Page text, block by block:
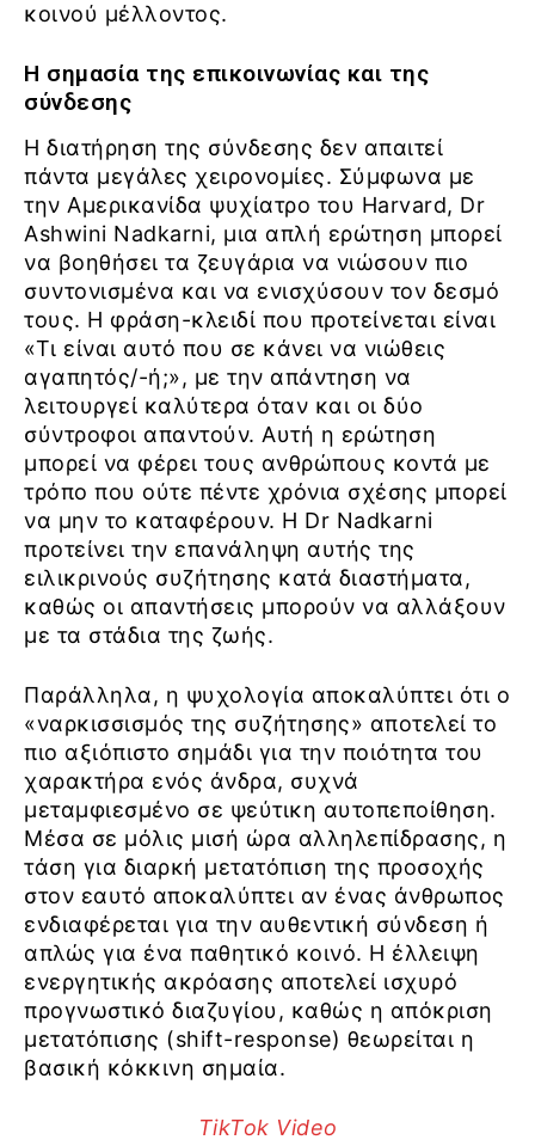
κοινού μέλλοντος.
Η σημασία της επικοινωνίας και της
σύνδεσης
Η διατήρηση της σύνδεσης δεν απαιτεί
πάντα μεγάλες χειρονομίες. Σύμφωνα με
την Αμερικανίδα ψυχίατρο του Harvard, Dr
Ashwini Nadkarni, μια απλή ερώτηση μπορεί
να βοηθήσει τα ζευγάρια να νιώσουν πιο
συντονισμένα και να ενισχύσουν τον δεσμό
τους. Η φράση-κλειδί που προτείνεται είναι
«Τι είναι αυτό που σε κάνει να νιώθεις
αγαπητός/-ή;», με την απάντηση να
λειτουργεί καλύτερα όταν και οι δύο
σύντροφοι απαντούν. Αυτή η ερώτηση
μπορεί να φέρει τους ανθρώπους κοντά με
τρόπο που ούτε πέντε χρόνια σχέσης μπορεί
να μην το καταφέρουν. Η Dr Nadkarni
προτείνει την επανάληψη αυτής της
ειλικρινούς συζήτησης κατά διαστήματα,
καθώς οι απαντήσεις μπορούν να αλλάξουν
με τα στάδια της ζωής.
Παράλληλα, η ψυχολογία αποκαλύπτει ότι ο
«ναρκισσισμός της συζήτησης» αποτελεί το
πιο αξιόπιστο σημάδι για την ποιότητα του
χαρακτήρα ενός άνδρα, συχνά
μεταμφιεσμένο σε ψεύτικη αυτοπεποίθηση.
Μέσα σε μόλις μισή ώρα αλληλεπίδρασης, η
τάση για διαρκή μετατόπιση της προσοχής
στον εαυτό αποκαλύπτει αν ένας άνθρωπος
ενδιαφέρεται για την αυθεντική σύνδεση ή
απλώς για ένα παθητικό κοινό. Η έλλειψη
ενεργητικής ακρόασης αποτελεί ισχυρό
προγνωστικό διαζυγίου, καθώς η απόκριση
μετατόπισης (shift-response) θεωρείται η
βασική κόκκινη σημαία.
TikTok Video